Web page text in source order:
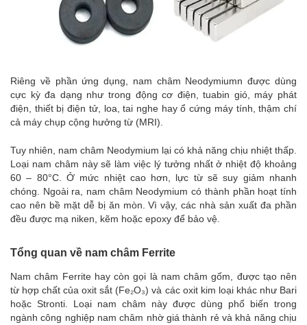
Riêng về phần ứng dụng, nam châm Neodymiumn được dùng
cực kỳ đa dạng như trong động cơ điện, tuabin gió, máy phát
điện, thiết bị điện tử, loa, tai nghe hay ổ cứng máy tính, thậm chí
cả máy chụp cộng hưởng từ (MRI).
Tuy nhiên, nam châm Neodymium lại có khả năng chịu nhiệt thấp.
Loại nam châm này sẽ làm việc lý tưởng nhất ở nhiệt độ khoảng
60 – 80°C. Ở mức nhiệt cao hơn, lực từ sẽ suy giảm nhanh
chóng. Ngoài ra, nam châm Neodymium có thành phần hoạt tính
cao nên bề mặt dễ bị ăn mòn. Vì vậy, các nhà sản xuất đa phần
đều được mạ niken, kẽm hoặc epoxy để bảo vệ.
Tổng quan về nam châm Ferrite
Nam châm Ferrite hay còn gọi là nam châm gốm, được tạo nên
từ hợp chất của oxit sắt (Fe₂O₃) và các oxit kim loại khác như Bari
hoặc Stronti. Loại nam châm này được dùng phổ biến trong
ngành công nghiệp nam châm nhờ giá thành rẻ và khả năng chịu